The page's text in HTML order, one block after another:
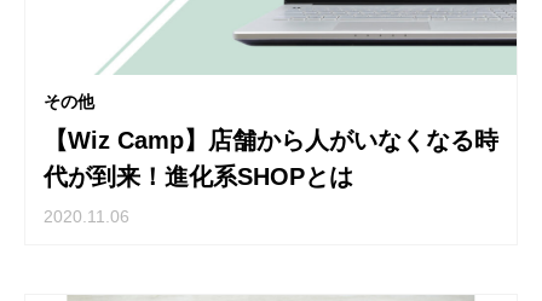
その他
【Wiz Camp】店舗から人がいなくなる時
代が到来！進化系SHOPとは
2020.11.06